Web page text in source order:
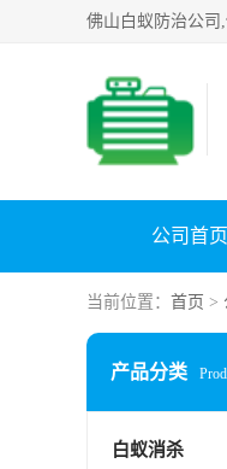
公司首页
当前位置： 首页 >
产品分类
白蚁消杀